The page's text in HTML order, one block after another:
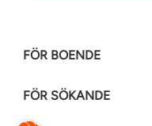
FÖR BOENDE
FÖR SÖKANDE